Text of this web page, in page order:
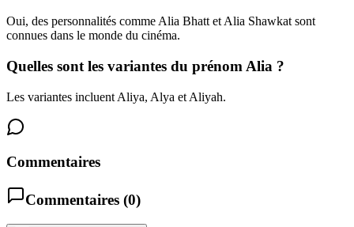
Oui, des personnalités comme Alia Bhatt et Alia Shawkat sont
connues dans le monde du cinéma.
Quelles sont les variantes du prénom Alia ?
Les variantes incluent Aliya, Alya et Aliyah.
Commentaires
Commentaires (0)